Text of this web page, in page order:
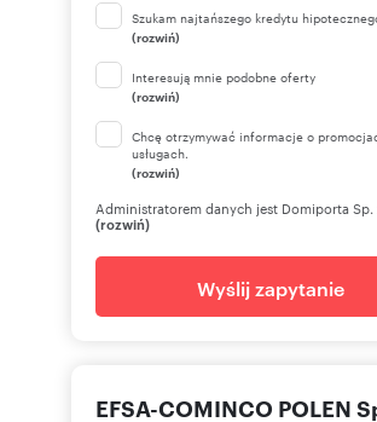
Szukam najtańszego kredytu
(rozwiń)
Interesują mnie podobne oferty
(rozwiń)
Chcę otrzymywać informacje o
usługach.
(rozwiń)
Administratorem danych jest Domiporta Sp.
(rozwiń)
Wyślij zapytanie
EFSA-COMINCO POLEN